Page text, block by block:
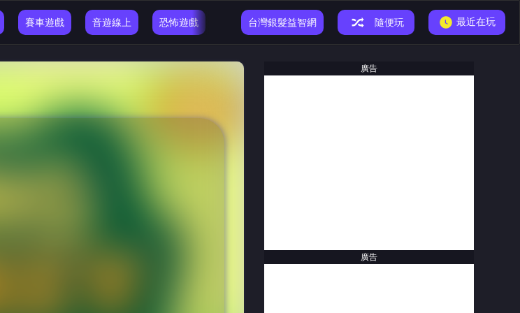
賽車遊戲 音遊線上 恐怖遊戲 小恐龍遊戲
台灣銀髮益智網 隨便玩 最近在玩
廣告
廣告